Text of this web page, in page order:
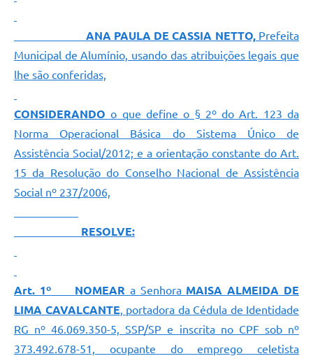
ANA PAULA DE CASSIA NETTO, Prefeita
Municipal de Alumínio, usando das atribuições legais que
lhe são conferidas,
CONSIDERANDO o que define o § 2º do Art. 123 da
Norma Operacional Básica do Sistema Único de
Assistência Social/2012; e a orientação constante do Art.
15 da Resolução do Conselho Nacional de Assistência
Social nº 237/2006,
RESOLVE:
Art. 1º NOMEAR a Senhora MAISA ALMEIDA DE
LIMA CAVALCANTE , portadora da Cédula de Identidade
RG nº 46.069.350-5, SSP/SP e inscrita no CPF sob nº
373.492.678-51, ocupante do emprego celetista